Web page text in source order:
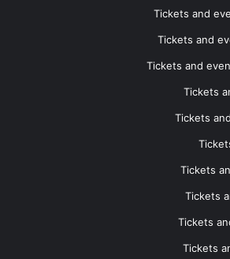
Tickets and
Tickets and
Tickets and
Tickets
Tickets
Tickets
Tickets
Tickets
Tickets